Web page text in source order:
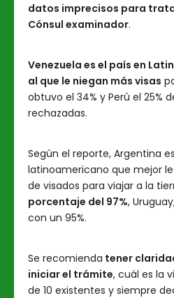
datos imprecisos para
Cónsul examinador.
Venezuela es el país en
al que le niegan más visas
obtuvo el 34% y Perú el 25%
rechazadas.
Según el reporte, Argentina
latinoamericano que mejor
de visados para viajar a la
porcentaje del 97%,
con un 95%.
Se recomienda tener
iniciar el trámite, cuál es la
de 10 existentes y siempre